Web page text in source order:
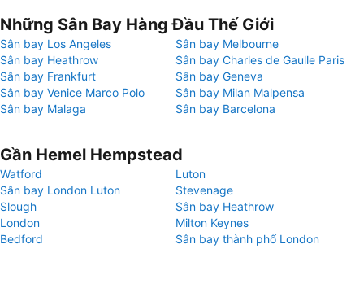
Những Sân Bay Hàng Đầu Thế Giới
Sân bay Los Angeles
Sân bay Melbourne
Sân bay Heathrow
Sân bay Charles de Gaulle Paris
Sân bay Frankfurt
Sân bay Geneva
Sân bay Venice Marco Polo
Sân bay Milan Malpensa
Sân bay Malaga
Sân bay Barcelona
Gần Hemel Hempstead
Watford
Luton
Sân bay London Luton
Stevenage
Slough
Sân bay Heathrow
London
Milton Keynes
Bedford
Sân bay thành phố London